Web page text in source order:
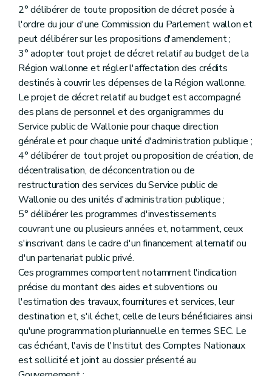
2° délibérer de toute proposition de décret posée à
l'ordre du jour d'une Commission du Parlement wallon et
peut délibérer sur les propositions d'amendement ;
3° adopter tout projet de décret relatif au budget de la
Région wallonne et régler l'affectation des crédits
destinés à couvrir les dépenses de la Région wallonne.
Le projet de décret relatif au budget est accompagné
des plans de personnel et des organigrammes du
Service public de Wallonie pour chaque direction
générale et pour chaque unité d'administration publique ;
4° délibérer de tout projet ou proposition de création, de
décentralisation, de déconcentration ou de
restructuration des services du Service public de
Wallonie ou des unités d'administration publique ;
5° délibérer les programmes d'investissements
couvrant une ou plusieurs années et, notamment, ceux
s'inscrivant dans le cadre d'un financement alternatif ou
d'un partenariat public privé.
Ces programmes comportent notamment l'indication
précise du montant des aides et subventions ou
l'estimation des travaux, fournitures et services, leur
destination et, s'il échet, celle de leurs bénéficiaires ainsi
qu'une programmation pluriannuelle en termes SEC. Le
cas échéant, l'avis de l'Institut des Comptes Nationaux
est sollicité et joint au dossier présenté au